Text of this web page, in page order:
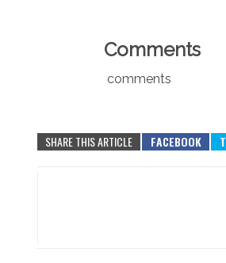
Comments
comments
SHARE THIS ARTICLE